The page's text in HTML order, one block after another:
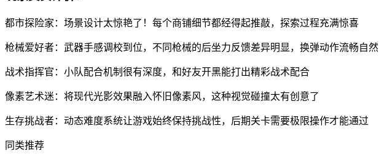
都市探险家：场景设计太惊艳了！每个商铺细节都经得起推敲，探索过程充满惊喜
枪械爱好者：武器手感调校到位，不同枪械的后坐力反馈差异明显，换弹动作流畅自然
战术指挥官：小队配合机制很有深度，和好友开黑能打出精彩战术配合
像素艺术迷：将现代光影效果融入怀旧像素风，这种视觉碰撞太有创意了
生存挑战者：动态难度系统让游戏始终保持挑战性，后期关卡需要极限操作才能通过
同类推荐